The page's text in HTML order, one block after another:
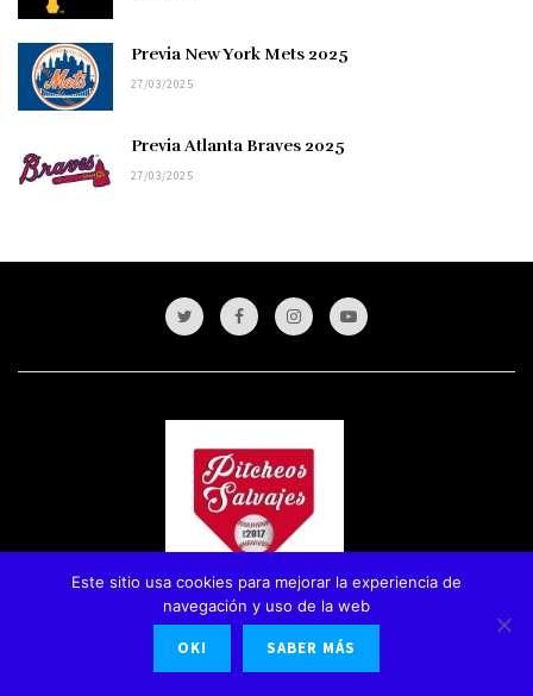
Previa New York Mets 2025
27/03/2025
Previa Atlanta Braves 2025
27/03/2025
es la web de MLB y de Béisbol en español.
Creada por un grupo de locos de todo el mundo, fans de este
Este sitio usa cookies para mejorar la experiencia de
navegación y uso de la web
OK! SABER MÁS